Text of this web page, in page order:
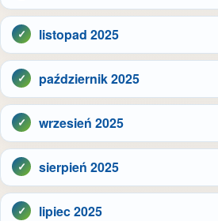
listopad 2025
październik 2025
wrzesień 2025
sierpień 2025
lipiec 2025